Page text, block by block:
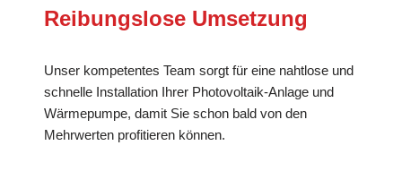
Reibungslose Umsetzung
Unser kompetentes Team sorgt für eine nahtlose und
schnelle Installation Ihrer Photovoltaik-Anlage und
Wärmepumpe, damit Sie schon bald von den
Mehrwerten profitieren können.